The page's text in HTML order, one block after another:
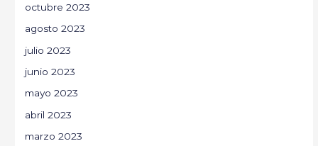
octubre 2023
agosto 2023
julio 2023
junio 2023
mayo 2023
abril 2023
marzo 2023